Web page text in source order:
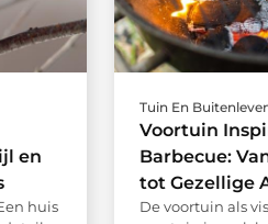
en
huis
Tuin En
Voortuin
Barbecue:
tot Gezellige
De voortuin als